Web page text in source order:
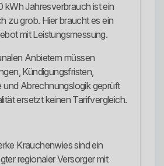
kWh Jahresverbrauch ist ein
zu grob. Hier braucht es ein
mit Leistungsmessung.
Anbietern müssen
Kündigungsfristen,
und Abrechnungslogik geprüft
ersetzt keinen Tarifvergleich.
Krauchenwies sind ein
regionaler Versorger mit